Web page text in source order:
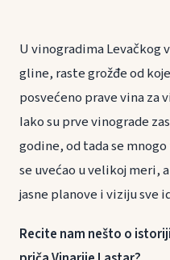
U vinogradima Levačkog
gline, raste grožđe od
posvećeno prave vina za
Iako su prve vinograde
godine, od tada se
se uvećao u velikoj meri,
jasne planove i viziju sve
Recite nam nešto o